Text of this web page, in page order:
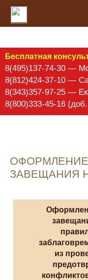
Бесплатная
8(495)137-74-30 —
8(812)424-37-10 —
8(343)357-97-25 —
8(800)333-45-16
ЗАВЕЩАНИЯ
из